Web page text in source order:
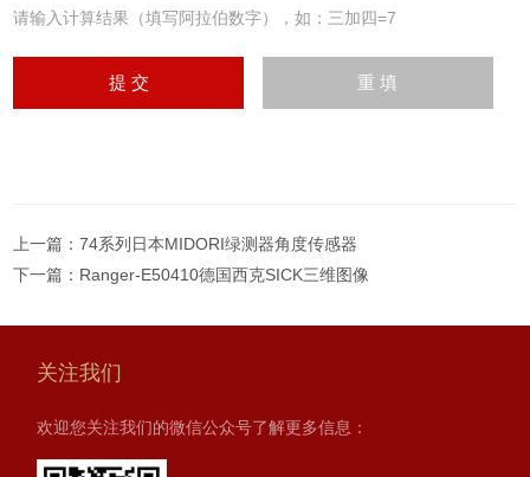
请输入计算结果（填写阿拉伯数字），如：三加四=7
上一篇：74系列日本MIDORI绿测器角度传感器
下一篇： Ranger-E50410德国西克SICK三维图像
关注我们
欢迎您关注我们的微信公众号了解更多信息：